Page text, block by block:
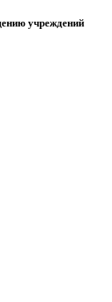
учреждений